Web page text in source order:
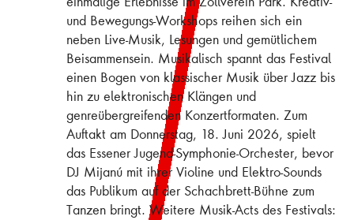
und Bewegungs-Workshops reihen sich ein
neben Live-Musik, Lesungen und gemütlichem
Beisammensein. Musikalisch spannt das Festival
einen Bogen von klassischer Musik über Jazz bis
hin zu elektronischen Klängen und
genreübergreifenden Konzertformaten. Zum
Auftakt am Donnerstag, 18. Juni 2026, spielt
das Essener Jugend-Symphonie-Orchester, bevor
DJ Mijanú mit ihrer Violine und Elektro-Sounds
das Publikum auf der Schachbrett-Bühne zum
Tanzen bringt. Weitere Musik-Acts des Festivals: